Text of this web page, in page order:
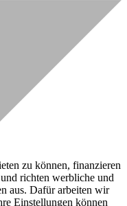
zu können, finanzieren
richten werbliche und
aus. Dafür arbeiten wir
Einstellungen können